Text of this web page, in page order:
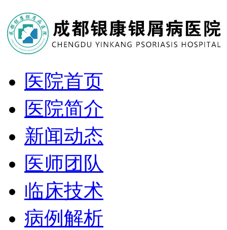
医院首页
医院简介
新闻动态
医师团队
临床技术
病例解析